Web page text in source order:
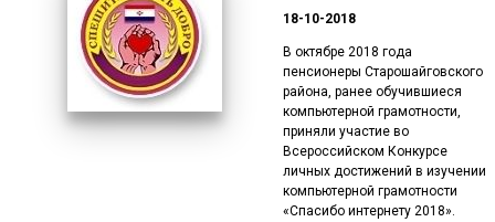
18-10-2018
В октябре 2018 года
пенсионеры Старошайговского
района, ранее обучившиеся
компьютерной грамотности,
приняли участие во
Всероссийском Конкурсе
личных достижений в изучении
компьютерной грамотности
«Спасибо интернету 2018».